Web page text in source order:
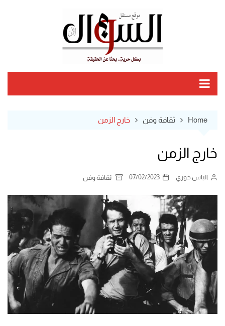
Home ثقافة وفن خارج الزمن
خارج الزمن
الياس خوري 07/02/2023 ثقافة وفن